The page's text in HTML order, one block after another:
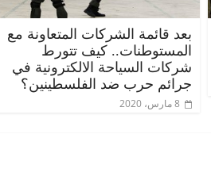
بعد قائمة الشركات المتعاونة مع
المستوطنات.. كيف تتورط
شركات السياحة الالكترونية في
جرائم حرب ضد الفلسطينين؟
8 مارس، 2020 الرئيسية ناس وناس